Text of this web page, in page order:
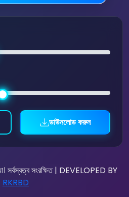
ডাউনলোড করুন
সর্বস্বত্ব সংরক্ষিত | DEVELOPED BY
RKRBD